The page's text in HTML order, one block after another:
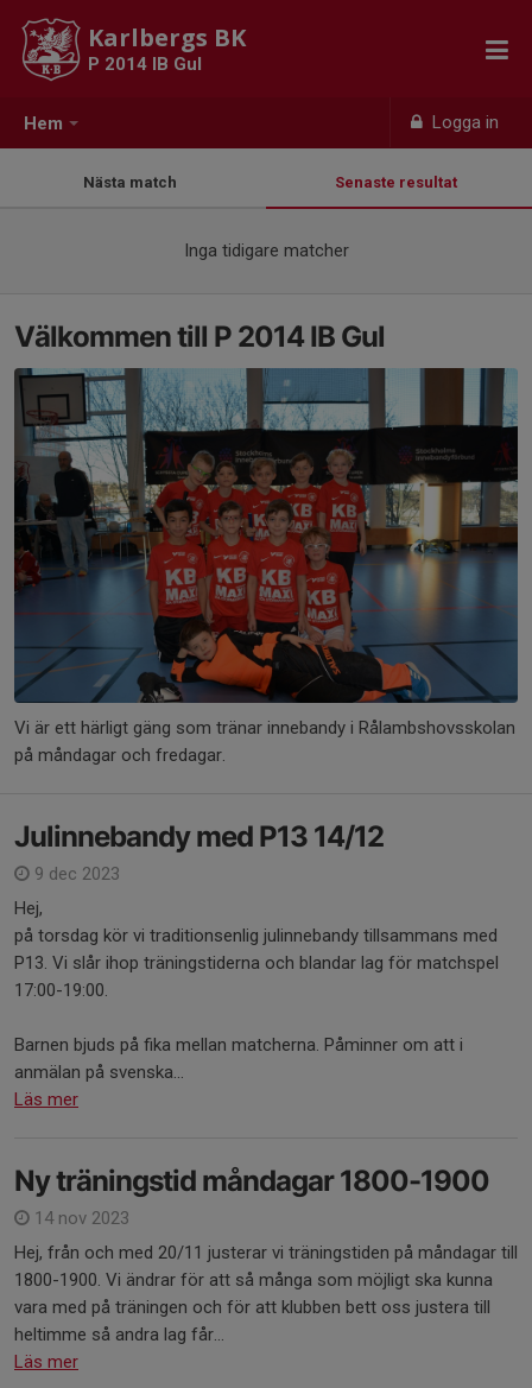
Hem Logga in
Karlbergs BK
P 2014 IB Gul
Nästa match Senaste resultat
Inga tidigare matcher
Välkommen till P 2014 IB Gul
Vi är ett härligt gäng som tränar innebandy i Rålambshovsskolan
på måndagar och fredagar.
Julinnebandy med P13 14/12
9 dec 2023
Hej,
på torsdag kör vi traditionsenlig julinnebandy tillsammans med
P13. Vi slår ihop träningstiderna och blandar lag för matchspel
17:00-19:00.
Barnen bjuds på fika mellan matcherna. Påminner om att i
anmälan på svenska...
Läs mer
Ny träningstid måndagar 1800-1900
14 nov 2023
Hej, från och med 20/11 justerar vi träningstiden på måndagar till
1800-1900. Vi ändrar för att så många som möjligt ska kunna
vara med på träningen och för att klubben bett oss justera till
heltimme så andra lag får...
Läs mer